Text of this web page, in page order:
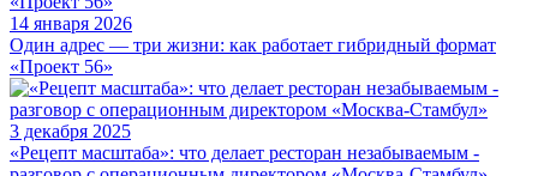
14 января 2026
Один адрес — три жизни: как работает гибридный формат
«Проект 56»
3 декабря 2025
«Рецепт масштаба»: что делает ресторан незабываемым -